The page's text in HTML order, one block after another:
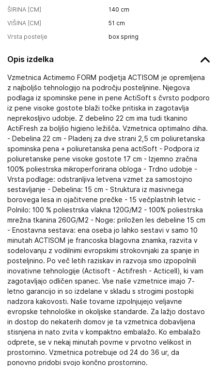
ŠIRINA [CM]
140 cm
VIŠINA [CM]
51 cm
Vrsta postelje
box spring
Opis izdelka
Vzmetnica Actimemo FORM podjetja ACTISOM je opremljena
z najboljšo tehnologijo na področju posteljnine. Njegova
podlaga iz spominske pene in pene ActiSoft s čvrsto podporo
iz pene visoke gostote blaži točke pritiska in zagotavlja
neprekosljivo udobje. Z debelino 22 cm ima tudi tkanino
ActiFresh za boljšo higieno ležišča. Vzmetnica optimalno diha.
- Debelina 22 cm - Pladenj za dve strani 2,5 cm poliuretanska
spominska pena + poliuretanska pena actiSoft - Podpora iz
poliuretanske pene visoke gostote 17 cm - Izjemno zračna
100% poliestrska mikroperforirana obloga - Trdno udobje -
Vrsta podlage: odstranljiva letvena vzmet za samostojno
sestavljanje - Debelina: 15 cm - Struktura iz masivnega
borovega lesa in ojačitvene prečke - 15 večplastnih letvic -
Polnilo: 100 % poliestrska vlakna 120G/M2 - 100% poliestrska
mrežna tkanina 260G/M2 - Noge: priložen les debeline 15 cm
- Enostavna sestava: ena oseba jo lahko sestavi v samo 10
minutah ACTISOM je francoska blagovna znamka, razvita v
sodelovanju z vodilnimi evropskimi strokovnjaki za spanje in
posteljnino. Po več letih raziskav in razvoja smo izpopolnili
inovativne tehnologije (Actisoft - Actifresh - Acticell), ki vam
zagotavljajo odličen spanec. Vse naše vzmetnice imajo 7-
letno garancijo in so izdelane v skladu s strogimi postopki
nadzora kakovosti. Naše tovarne izpolnjujejo veljavne
evropske tehnološke in okoljske standarde. Za lažjo dostavo
in dostop do nekaterih domov je ta vzmetnica dobavljena
stisnjena in nato zvita v kompaktno embalažo. Ko embalažo
odprete, se v nekaj minutah povrne v prvotno velikost in
prostornino. Vzmetnica potrebuje od 24 do 36 ur, da
ponovno pridobi svojo končno prostornino.